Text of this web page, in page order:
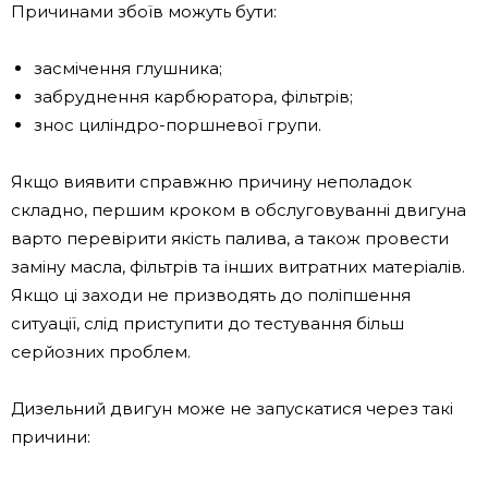
Причинами збоїв можуть бути:
засмічення глушника;
забруднення карбюратора, фільтрів;
знос циліндро-поршневої групи.
Якщо виявити справжню причину неполадок
складно, першим кроком в обслуговуванні двигуна
варто перевірити якість палива, а також провести
заміну масла, фільтрів та інших витратних матеріалів.
Якщо ці заходи не призводять до поліпшення
ситуації, слід приступити до тестування більш
серйозних проблем.
Дизельний двигун може не запускатися через такі
причини: